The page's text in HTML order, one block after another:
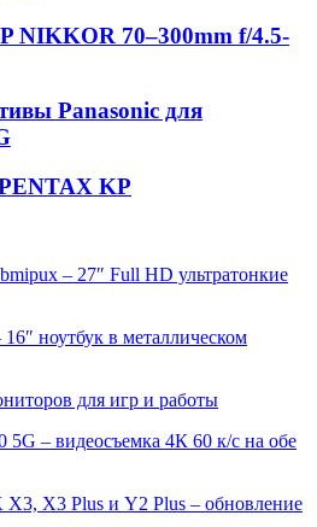
NIKKOR 70–300mm f/4.5-
Panasonic для
KP
– 27″ Full HD ультратонкие
ноутбук в металлическом
для игр и работы
– видеосъемка 4К 60 к/с на обе
X3 Plus и Y2 Plus – обновление